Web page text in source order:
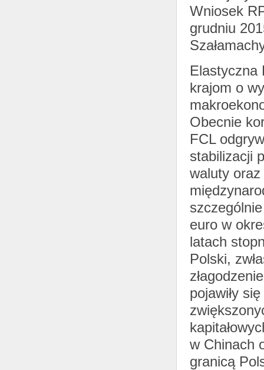
Wniosek
grudniu
Elastyczna
krajom o
Obecnie
FCL
stabilizacji
waluty
euro w
latach
Polski,
pojawiły
w Chinach
granicą